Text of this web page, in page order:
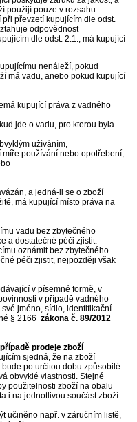
použijí pouze v rozsahu
převzetí kupujícím dle odst.
odpovědnost
dle odst. 2.1., má kupující
nenáleží, pokud
má vadu, anebo pokud kupující
kupující práva z vadného
jde o vadu, pro kterou byla
užíváním,
používání nebo opotřebení,
a jedná-li se o zboží
má kupující místo práva na
vadu bez zbytečného
a dostatečné péči zjistit.
oznámit bez zbytečného
péči zjistit, nejpozději však
v písemné formě, v
v případě vadného
jméno, sídlo, identifikační
§ 2166 zákona č. 89/2012
prodeje zboží
sjedná, že na zboží
po určitou dobu způsobilé
obvyklé vlastnosti. Stejné
použitelnosti zboží na obalu
i na jednotlivou součást zboží.
učiněno např. v záručním listě,